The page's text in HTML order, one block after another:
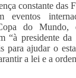
constante das
do Mundo,
“à presidente
para ajudar o
a lei e a